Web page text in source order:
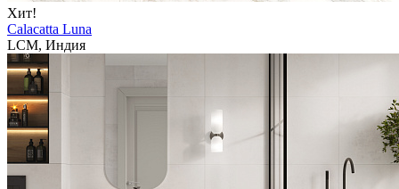
Хит!
Calacatta Luna
LCM, Индия